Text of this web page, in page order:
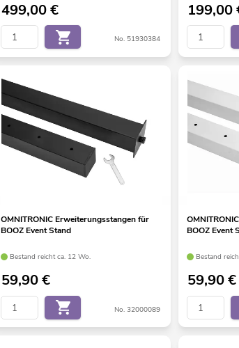
499,00€
No. 51930384
199,00
OMNITRONIC Erweiterungsstangen für
BOOZ Event Stand
Bestand reicht ca. 12 Wo.
59,90€
No. 32000089
BOOZ Event
Bestand
59,90€